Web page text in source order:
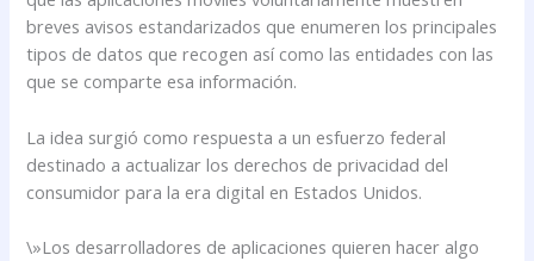
breves avisos estandarizados que enumeren los principales
tipos de datos que recogen así como las entidades con las
que se comparte esa información.
La idea surgió como respuesta a un esfuerzo federal
destinado a actualizar los derechos de privacidad del
consumidor para la era digital en Estados Unidos.
\»Los desarrolladores de aplicaciones quieren hacer algo